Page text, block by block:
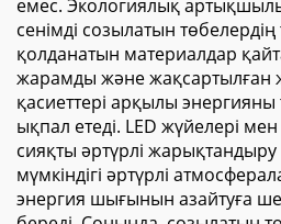
емес. Экологиялық
сенімді созылатын
қолданатын материалдар
жарамды және жақсартылған
қасиеттері арқылы энергияны
ықпал етеді. LED жүйелері
сияқты әртүрлі
мүмкіндігі әртүрлі
энергия шығынын азайтуға